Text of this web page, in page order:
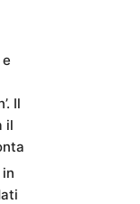
Il
il